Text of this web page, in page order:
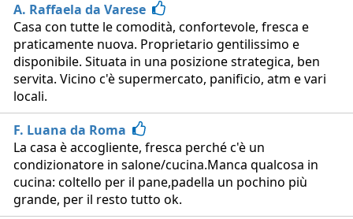
€ 320
A. Raffaela da Varese
Casa con tutte le comodità, confortevole, fresca e
praticamente nuova. Proprietario gentilissimo e
disponibile. Situata in una posizione strategica, ben
servita. Vicino c'è supermercato, panificio, atm e vari
locali.
F. Luana da Roma
La casa è accogliente, fresca perché c'è un
condizionatore in salone/cucina.Manca qualcosa in
cucina: coltello per il pane,padella un pochino più
grande, per il resto tutto ok.